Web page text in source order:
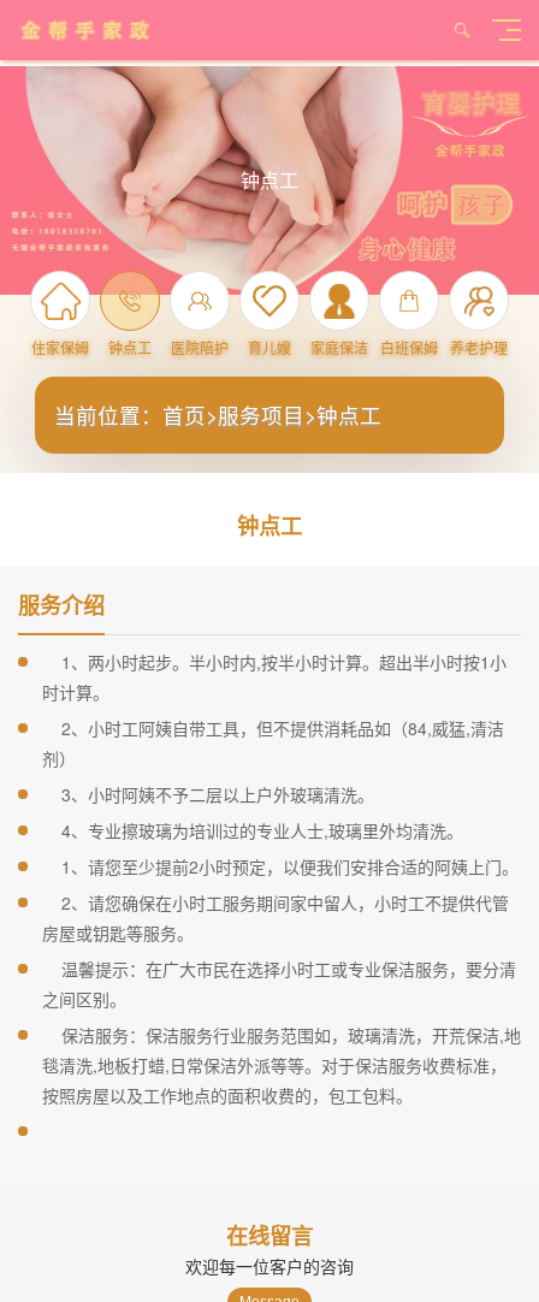
钟点工
住家保姆 钟点工 医院陪护 育儿嫂 家庭保洁 白班保姆 养老护理
当前位置： 首页>服务项目 >钟点工
钟点工
服务介绍
1、两小时起步。半小时内,按半小时计算。超出半小时按1小
时计算。
2、小时工阿姨自带工具，但不提供消耗品如（84,威猛,清洁
剂）
3、小时阿姨不予二层以上户外玻璃清洗。
4、专业擦玻璃为培训过的专业人士,玻璃里外均清洗。
1、请您至少提前2小时预定，以便我们安排合适的阿姨上门。
2、请您确保在小时工服务期间家中留人，小时工不提供代管
房屋或钥匙等服务。
温馨提示：在广大市民在选择小时工或专业保洁服务，要分清
之间区别。
保洁服务：保洁服务行业服务范围如，玻璃清洗，开荒保洁,地
毯清洗,地板打蜡,日常保洁外派等等。对于保洁服务收费标准，
按照房屋以及工作地点的面积收费的，包工包料。
在线留言
欢迎每一位客户的咨询